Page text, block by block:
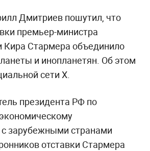
Дмитриев пошутил, что
премьер-министра
Кира Стармера объединило
и инопланетян. Об этом
сети X.
президента РФ по
с зарубежными странами
отставки Стармера